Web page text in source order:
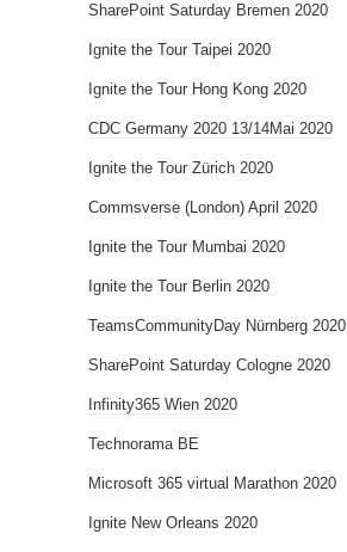
SharePoint Saturday Bremen 2020
Ignite the Tour Taipei 2020
Ignite the Tour Hong Kong 2020
CDC Germany 2020 13/14Mai 2020
Ignite the Tour Zürich 2020
Commsverse (London) April 2020
Ignite the Tour Mumbai 2020
Ignite the Tour Berlin 2020
TeamsCommunityDay Nürnberg 2020
SharePoint Saturday Cologne 2020
Infinity365 Wien 2020
Technorama BE
Microsoft 365 virtual Marathon 2020
Ignite New Orleans 2020